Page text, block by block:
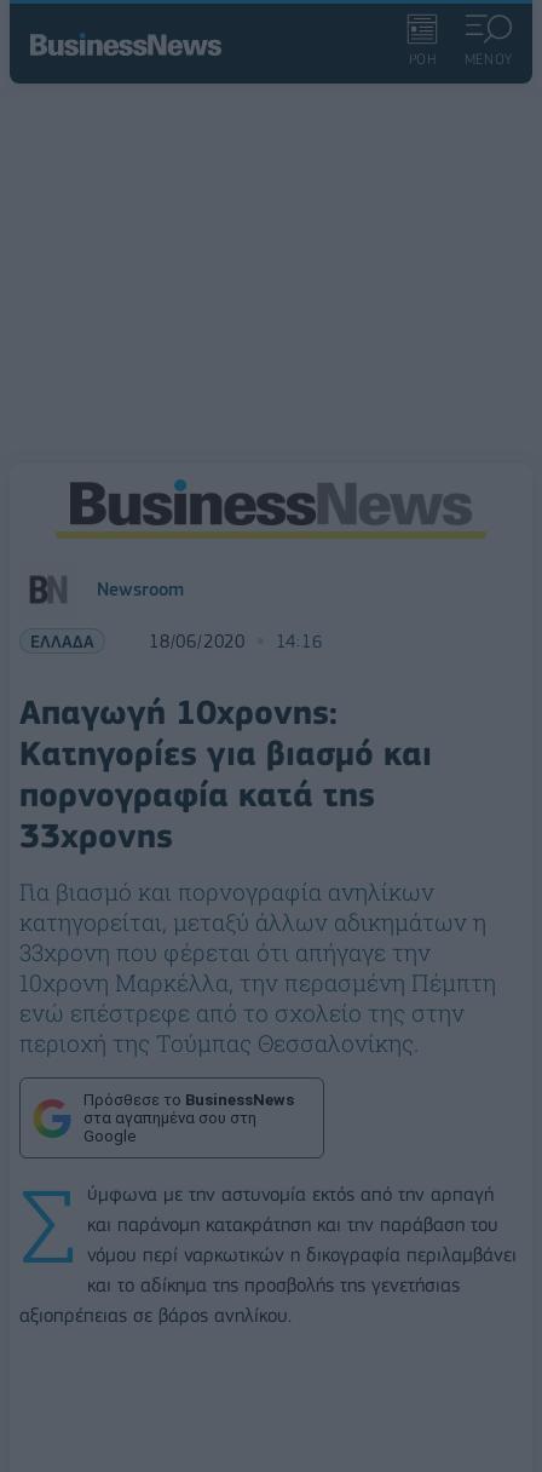
ΡΟΗ ΜΕΝΟΥ
Newsroom
ΕΛΛΑΔΑ 18/06/2020 14:16
Απαγωγή 10χρονης:
Κατηγορίες για βιασμό και
πορνογραφία κατά της
33χρονης
Για βιασμό και πορνογραφία ανηλίκων
κατηγορείται, μεταξύ άλλων αδικημάτων η
33χρονη που φέρεται ότι απήγαγε την
10χρονη Μαρκέλλα, την περασμένη Πέμπτη
ενώ επέστρεφε από το σχολείο της στην
περιοχή της Τούμπας Θεσσαλονίκης.
Πρόσθεσε το BusinessNews
στα αγαπημένα σου στη
Google
Σ
ύμφωνα με την αστυνομία εκτός από την αρπαγή
και παράνομη κατακράτηση και την παράβαση του
νόμου περί ναρκωτικών η δικογραφία περιλαμβάνει
και το αδίκημα της προσβολής της γενετήσιας
αξιοπρέπειας σε βάρος ανηλίκου.